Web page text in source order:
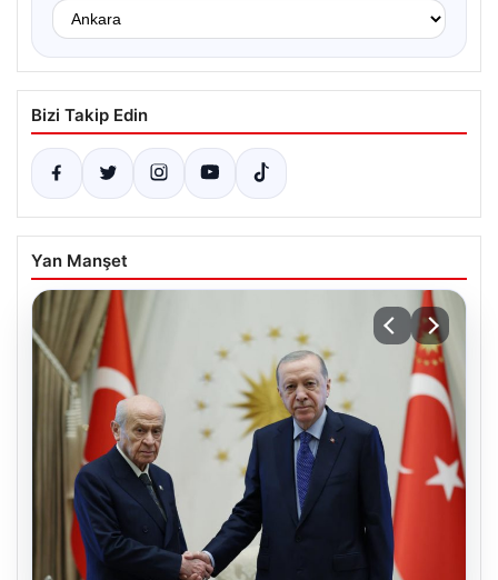
Bizi Takip Edin
Yan Manşet